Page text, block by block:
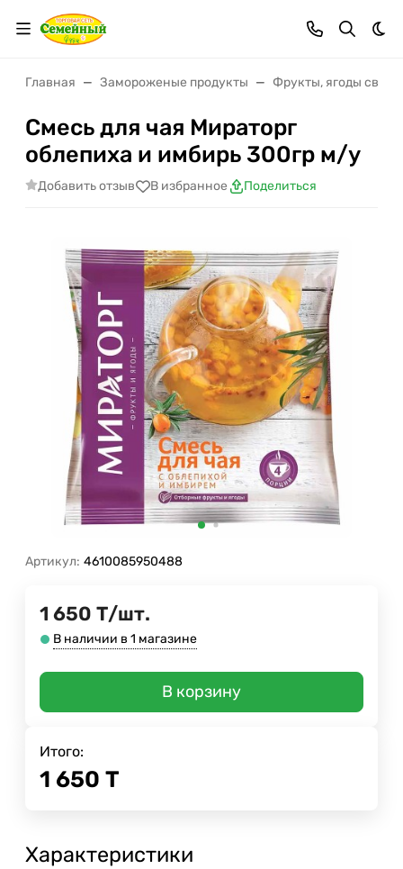
Главная Замороженые продукты Фрукты, ягоды св/м
Смесь для чая Мираторг
облепиха и имбирь 300гр м/у
Добавить отзыв В избранное Поделиться
Артикул: 4610085950488
1 650 Т/шт.
В наличии в 1 магазине
В корзину
Итого:
1 650 Т
Характеристики